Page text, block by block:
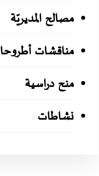
مصالح المديريّة
مناقشات
منح دراسية
نشاطات